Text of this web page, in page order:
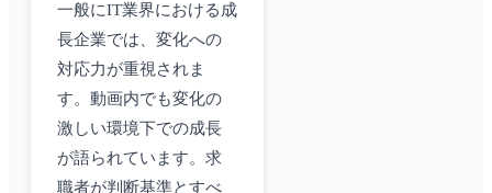
一般にIT業界における成
長企業では、変化への
対応力が重視されま
す。動画内でも変化の
激しい環境下での成長
が語られています。求
職者が判断基準とすべ